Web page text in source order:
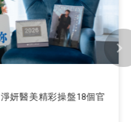
醫美精彩操盤18個官